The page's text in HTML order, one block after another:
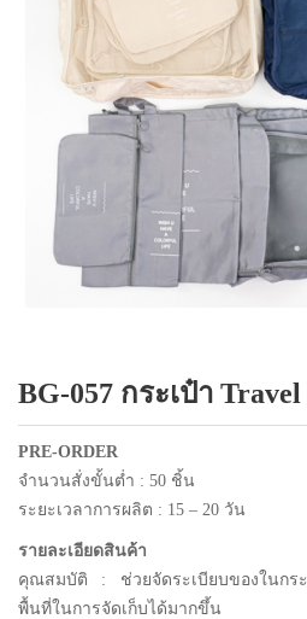
ปากกาทัชสกรีน
ปากกาลบได้ NEW
ปากกาเคมี
ปากกา Quantum
ดินสอไม้
ถุงผ้า กระเป๋าผ้า
แพคเกจปากกา
โชว์รูม
BG-057 กระเป๋า
PRE-ORDER
จำนวนสั่งขั้นต่ำ : 50 ชิ้น
ระยะเวลาการผลิต : 15 – 20 วัน
รายละเอียดสินค้า
คุณสมบัติ : ช่วยจัดระเบียบของในกระ
พื้นที่ในการจัดเก็บได้มากขึ้น